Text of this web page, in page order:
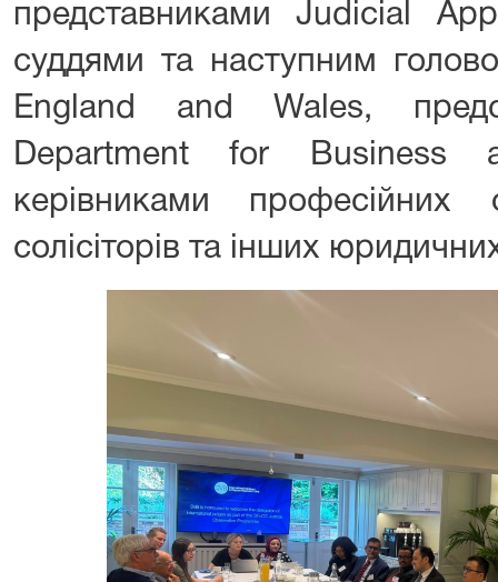
представниками Judicial
суддями та наступним
England and Wales,
Department for
керівниками професійних
солісіторів та інших